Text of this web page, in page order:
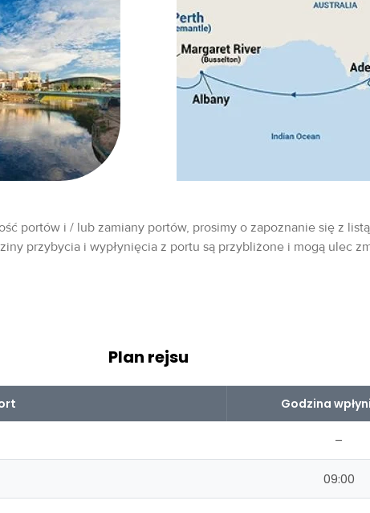
portów i / lub zamiany portów, prosimy o zapoznanie się z
przybycia i wypłynięcia z portu są przybliżone i mogą ulec
Plan rejsu
Godzina
–
09:00